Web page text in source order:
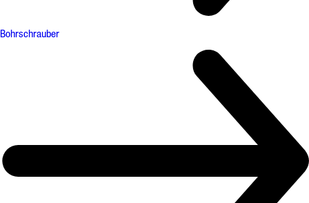
Bohrschrauber